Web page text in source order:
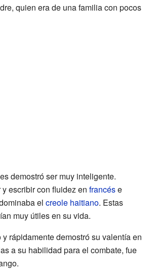
quien era de una familia con pocos
demostró ser muy inteligente.
escribir con fluidez en francése
el creole haitiano. Estas
muy útiles en su vida.
rápidamente demostró su valentía en
a su habilidad para el combate, fue